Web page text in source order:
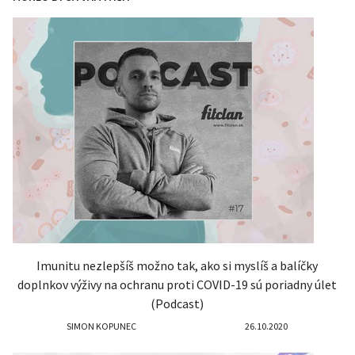
Imunitu nezlepšíš možno tak, ako si myslíš a balíčky
doplnkov výživy na ochranu proti COVID-19 sú poriadny úlet
(Podcast)
SIMON KOPUNEC 26.10.2020